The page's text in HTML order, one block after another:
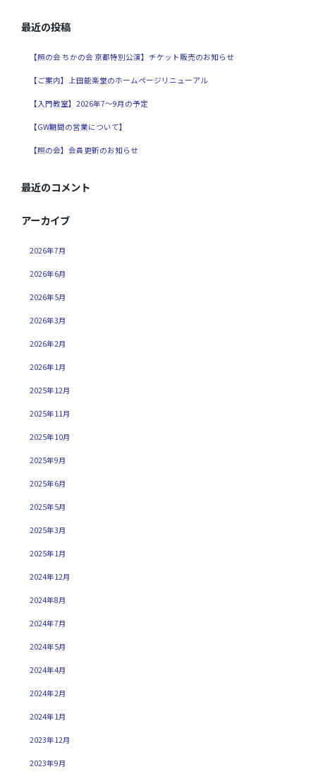
最近の投稿
【照の会 ちかの会 京都特別公演】チケット販売のお知らせ
【ご案内】上田能楽堂のホームページリニューアル
【入門教室】2026年7～9月の予定
【GW期間の営業について】
【照の会】会員更新のお知らせ
最近のコメント
アーカイブ
2026年7月
2026年6月
2026年5月
2026年3月
2026年2月
2026年1月
2025年12月
2025年11月
2025年10月
2025年9月
2025年6月
2025年5月
2025年3月
2025年1月
2024年12月
2024年8月
2024年7月
2024年5月
2024年4月
2024年2月
2024年1月
2023年12月
2023年9月